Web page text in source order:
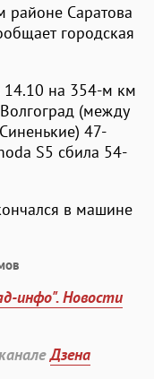
районе Саратова
городская
на 354-м км
(между
47-
S5 сбила 54-
в машине
инфо". Новости
Дзена